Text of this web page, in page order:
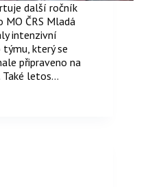
další ročník
MO ČRS Mladá
intenzivní
který se
připraveno na
Také letos…